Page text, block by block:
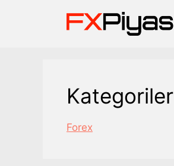
Kategoriler
Forex